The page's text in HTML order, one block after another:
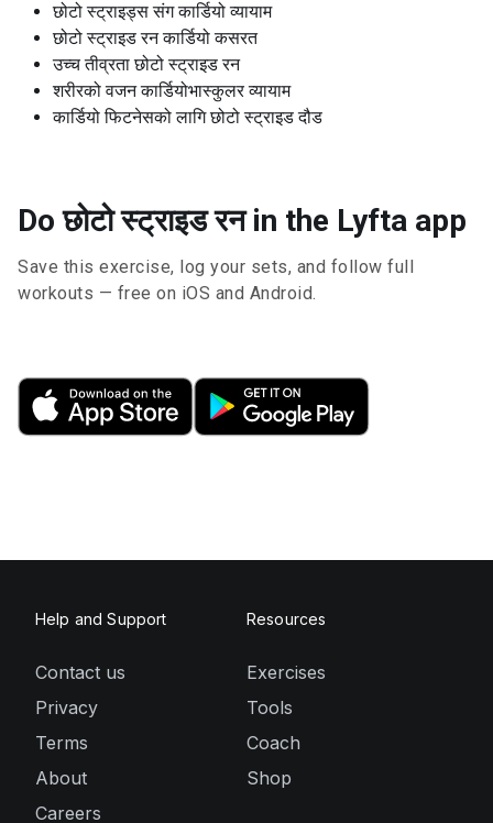
छोटो स्ट्राइड्स संग कार्डियो व्यायाम
छोटो स्ट्राइड रन कार्डियो कसरत
उच्च तीव्रता छोटो स्ट्राइड रन
शरीरको वजन कार्डियोभास्कुलर व्यायाम
कार्डियो फिटनेसको लागि छोटो स्ट्राइड दौड
Do छोटो स्ट्राइड रन in the Lyfta app
Save this exercise, log your sets, and follow full
workouts — free on iOS and Android.
Help and Support
Contact us
Privacy
Terms
About
Careers
Resources
Exercises
Tools
Coach
Shop